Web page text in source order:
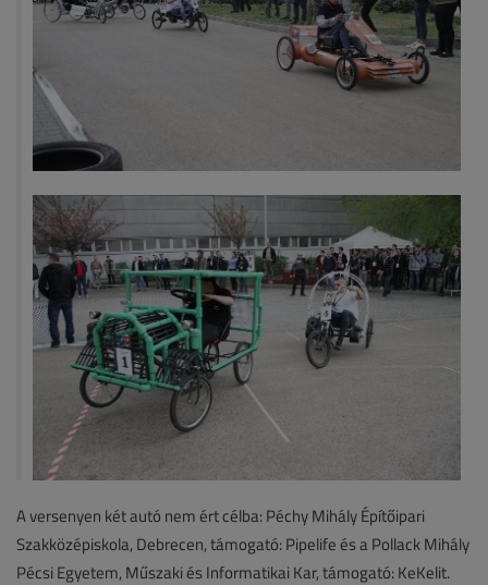
A versenyen két autó nem ért célba: Péchy Mihály Építőipari
Szakközépiskola, Debrecen, támogató: Pipelife és a Pollack Mihály
Pécsi Egyetem, Műszaki és Informatikai Kar, támogató: KeKelit.